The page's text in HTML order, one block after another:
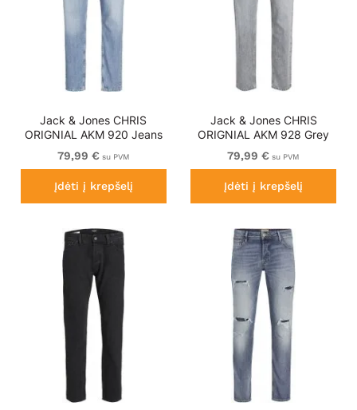
Jack & Jones CHRIS
ORIGNIAL AKM 920 Jeans
Blue Denim
79,99 € su PVM
Įdėti į krepšelį
Jack & Jones CHRIS
ORIGNIAL AKM 928 Grey
Denim
79,99 € su PVM
Įdėti į krepšelį